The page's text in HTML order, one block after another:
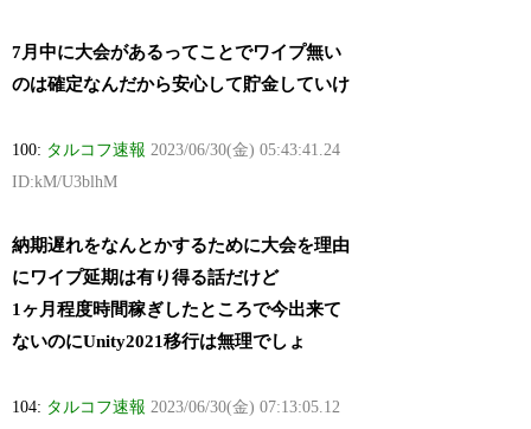
7月中に大会があるってことでワイプ無い
のは確定なんだから安心して貯金していけ
100: タルコフ速報 2023/06/30(金) 05:43:41.24
ID:kM/U3blhM
納期遅れをなんとかするために大会を理由
にワイプ延期は有り得る話だけど
1ヶ月程度時間稼ぎしたところで今出来て
ないのにUnity2021移行は無理でしょ
104: タルコフ速報 2023/06/30(金) 07:13:05.12